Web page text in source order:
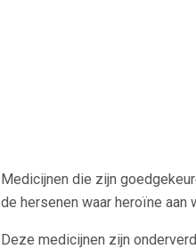
Medicijnen die zijn
de hersenen waar heroïne aan
Deze medicijnen zijn